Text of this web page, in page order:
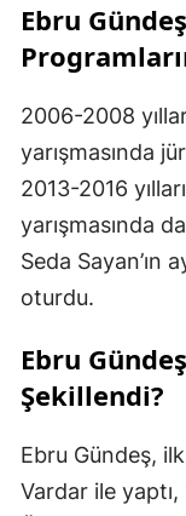
Ebru
2006-2008
yarışmasında
2013-2016
yarışmasında
Seda Sayan’ın
oturdu.
Ebru
Şekillendi?
Ebru Gündeş,
Vardar ile yaptı,